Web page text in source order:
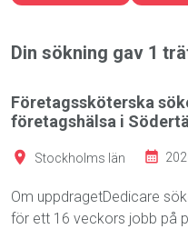
Din sökning gav 1
Företagssköterska
företagshälsa i
Stockholms län
Om uppdragetDedicare
för ett 16 veckors jobb på